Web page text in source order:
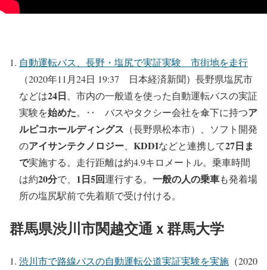
自動運転バス、長野・塩尻で実証実験 市街地を走行
（2020年11月24日 19:37 日本経済新聞）長野県塩尻市
などは24日 、市内の一般道を使った自動運転バスの実証
実験を始めた。‥ バスやタクシー会社を傘下に持つア
ルピコホールディングス （長野県松本市）、ソフト開発
のアイサンテクノロジー KDDIなどと連携して27日ま
で実施する。走行距離は約4.9キロメートル。乗車時間
は約20分で、 1日5回運行する。 一般の人の乗車も発着場
所の塩尻駅前で先着順で受け付ける。
群馬県渋川市関越交通ｘ群馬大学
渋川市で路線バスの自動運転公道実証実験を実施 （2020